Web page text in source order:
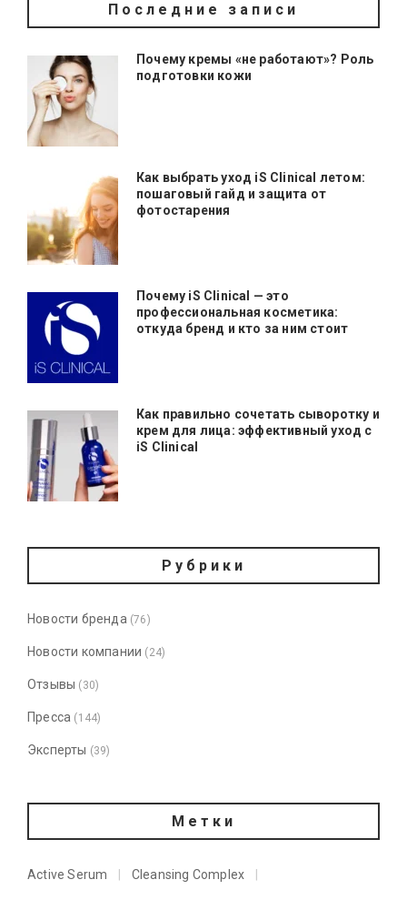
Последние записи
Почему кремы «не работают»? Роль
подготовки кожи
Как выбрать уход iS Clinical летом:
пошаговый гайд и защита от
фотостарения
Почему iS Clinical — это
профессиональная косметика:
откуда бренд и кто за ним стоит
Как правильно сочетать сыворотку и
крем для лица: эффективный уход с
iS Clinical
Рубрики
Новости бренда (76)
Новости компании (24)
Отзывы (30)
Пресса (144)
Эксперты (39)
Метки
Active Serum Cleansing Complex